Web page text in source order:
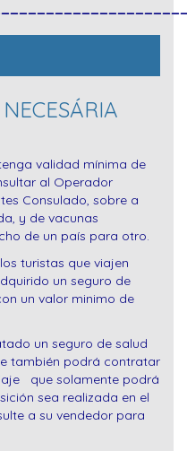
validad mínima de
al Operador
Consulado, sobre a
y de vacunas
de un país para otro.
turistas que viajen
un seguro de
un valor minimo de
un seguro de salud
también podrá contratar
que solamente podrá
sea realizada en el
a su vendedor para